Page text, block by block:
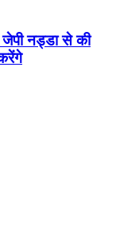
जेपी नड्डा से की